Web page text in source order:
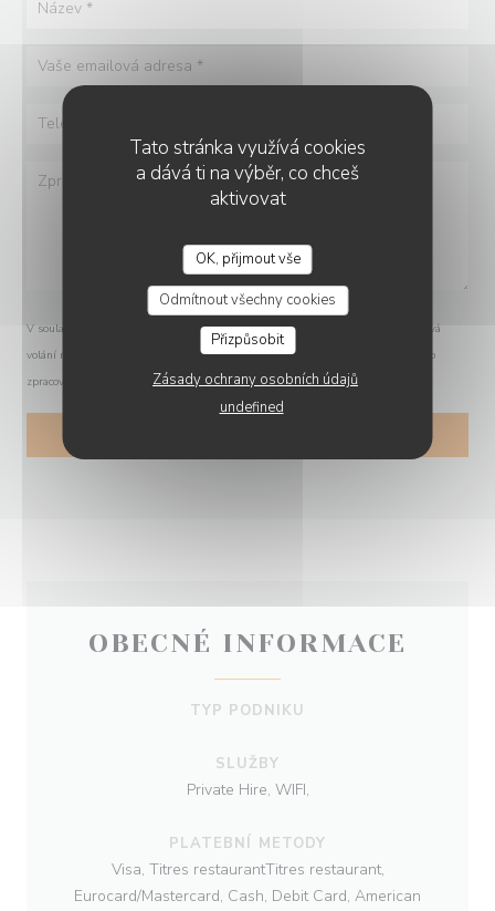
Tato stránka využívá cookies
a dává ti na výběr, co chceš
aktivovat
OK, přijmout vše
Odmítnout všechny cookies
Přizpůsobit
Zásady ochrany osobních údajů
undefined
V souladu se zákonem o ochraně spotřebitele máte právo odmítnout marketingová
volání registrací v Robinsonově seznamu:robinsonseznam.cz
. Pro více informací o
zpracování vašich údajů si přečtěte našezásady ochrany osobních údajů
OBECNÉ INFORMACE
TYP PODNIKU
SLUŽBY
Private Hire, WIFI,
PLATEBNÍ METODY
Visa, Titres restaurantTitres restaurant,
Eurocard/Mastercard, Cash, Debit Card, American
O'CHAROLAIS